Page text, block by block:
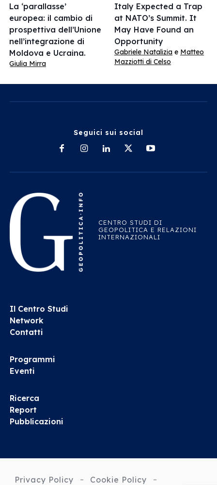
La ‘parallasse’
europea: il cambio di
prospettiva dell’Unione
nell’integrazione di
Moldova e Ucraina.
Giulia Mirra
Italy Expected a Trap
at NATO’s Summit. It
May Have Found an
Opportunity
Gabriele Natalizia e Matteo
Mazziotti di Celso
Seguici sui social
CENTRO STUDI DI
GEOPOLITICA E RELAZIONI
INTERNAZIONALI
Il Centro Studi
Network
Contatti
Programmi
Eventi
Ricerca
Report
Pubblicazioni
Privacy Policy Cookie Policy